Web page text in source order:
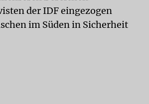
der IDF eingezogen
im Süden in Sicherheit